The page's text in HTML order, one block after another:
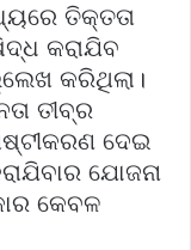
ତିକ୍ତତା
କରାଯିବ
କରିଥିଲା।
ତୀବ୍ର
ଦେଇ
ଯୋଜନା
କେବଳ